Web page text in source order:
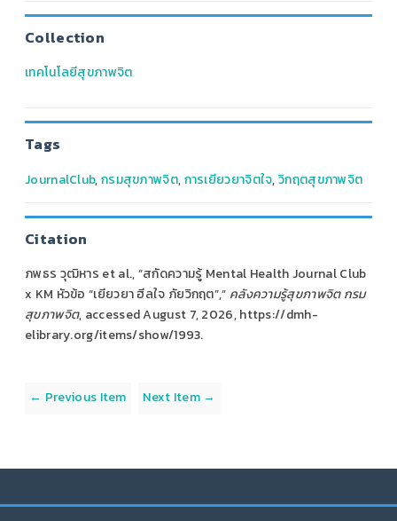
Collection
เทคโนโลยีสุขภาพจิต
Tags
JournalClub,กรมสุขภาพจิต,การเยียวยาจิตใจ,วิกฤตสุขภาพจิต
Citation
ภพธร วุฒิหาร et al., “สกัดความรู้ Mental Health Journal Club
x KM หัวข้อ “เยียวยา ฮีลใจ ภัยวิกฤต”,” คลังความรู้สุขภาพจิต กรม
สุขภาพจิต, accessed August 7, 2026,https://dmh-
elibrary.org/items/show/1993.
← Previous Item Next Item →